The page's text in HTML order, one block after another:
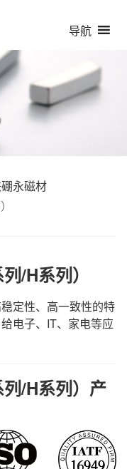
导航
永磁材
/H系列）
定性、高一致性的特
电子、IT、家电等应
/H系列）产